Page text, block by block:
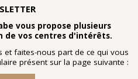
vous propose plusieurs
de vos centres d'intérêts.
faites-nous part de ce qui vous
présent sur la page suivante :